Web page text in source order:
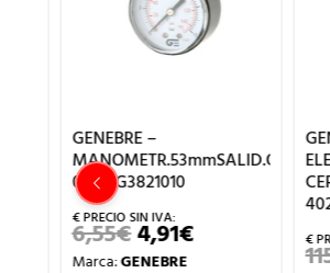
GENEBRE –
MANOMETR.53mmSALID.OPOSTER
0-10KG3821010
6,55€EL
PRECIO
4,91€EL
PRECIO
Marca:GENEBRE